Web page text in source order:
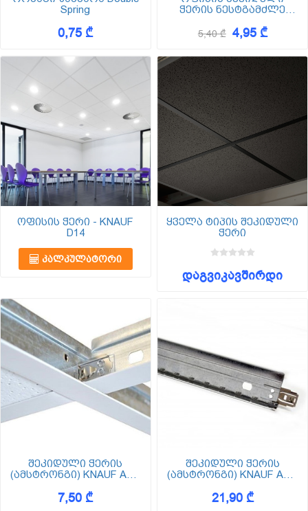
Spring
0,75 ₾
ჭერის ნესტგამძლე
ფოლგით. სადა ნაზი
ქათქათა თეთრი
ზედაპირით.
5,40 ₾ 4,95 ₾
ოფისის ჭერი - KNAUF
D14
ᲙᲐᲚᲙᲣᲚᲐᲢᲝᲠᲘ
ყველა ტიპის შეკიდული
ჭერი
დაგვიკავშირდი
შეკიდული ჭერის
(ამსტრონგი) KNAUF AMF
24/38-24*38*1200
7,50 ₾
შეკიდული ჭერის
(ამსტრონგი) KNAUF AMF
24/38-24*38*3600
21,90 ₾